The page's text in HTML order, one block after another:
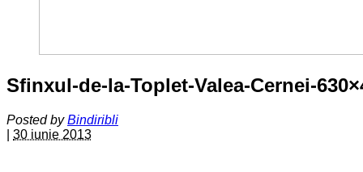
Sfinxul-de-la-Toplet-Valea-Cernei-
Posted byBindiribli
30 iunie 2013